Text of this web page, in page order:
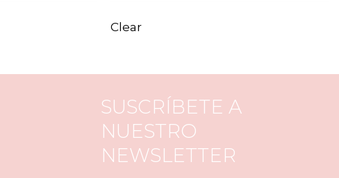
Clear
SUSCRÍBETE A
NUESTRO
NEWSLETTER